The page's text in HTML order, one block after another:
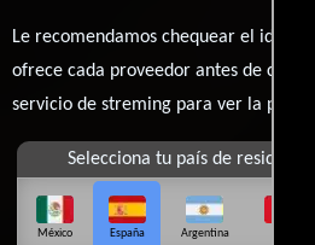
Le recomendamos chequear el
ofrece cada proveedor antes de
servicio de streming para ver la
Selecciona tu país de residencia
México España Argentina